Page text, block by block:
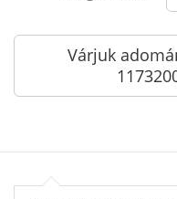
Várjuk